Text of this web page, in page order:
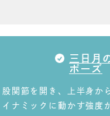
三日月
ポーズ
股関節を開き、上半身か
イナミックに動かす強度